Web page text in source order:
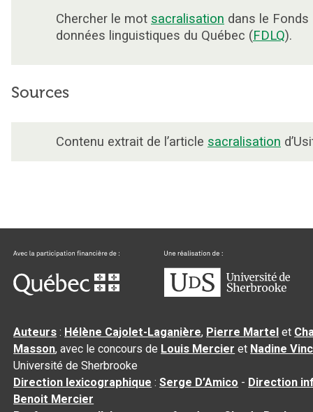
Chercher le mot sacralisation dans le Fonds
données linguistiques du Québec (FDLQ).
Sources
Contenu extrait de l’article sacralisation
Auteurs : Hélène Cajolet-Laganière, Pierre Martel et
Masson, avec le concours de Louis Mercier et Nadine
Université de Sherbrooke
Direction lexicographique :Serge D’Amico - Direction
Benoit Mercier